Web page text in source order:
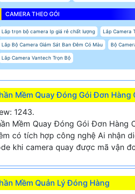
CAMERA THEO GÓI
Lắp trọn bộ camera Ip giá rẻ chất lượng Lắp Camera
Lắp Bộ Camera Giám Sát Ban Đêm Có Màu Bộ
Lắp Camera Vantech Trọn Bộ
Mềm Quay Đóng Gói Đơn Hàng
1243.
Mềm Quay Đóng Gói Đơn Hàng
có tích hợp công nghệ Ai nhận
khi camera quay được mã vận
Mềm Quản Lý Đóng Hàng